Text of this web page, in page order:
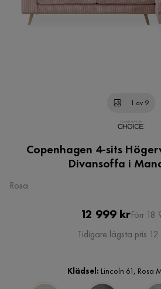
1 av 9
Copenhagen 4-sits
Divansoffa i
Rosa
Pris
12 999 kr
Pris
Förr 18
Tidigare lägsta pris
Klädsel: Lincoln 61, Rosa